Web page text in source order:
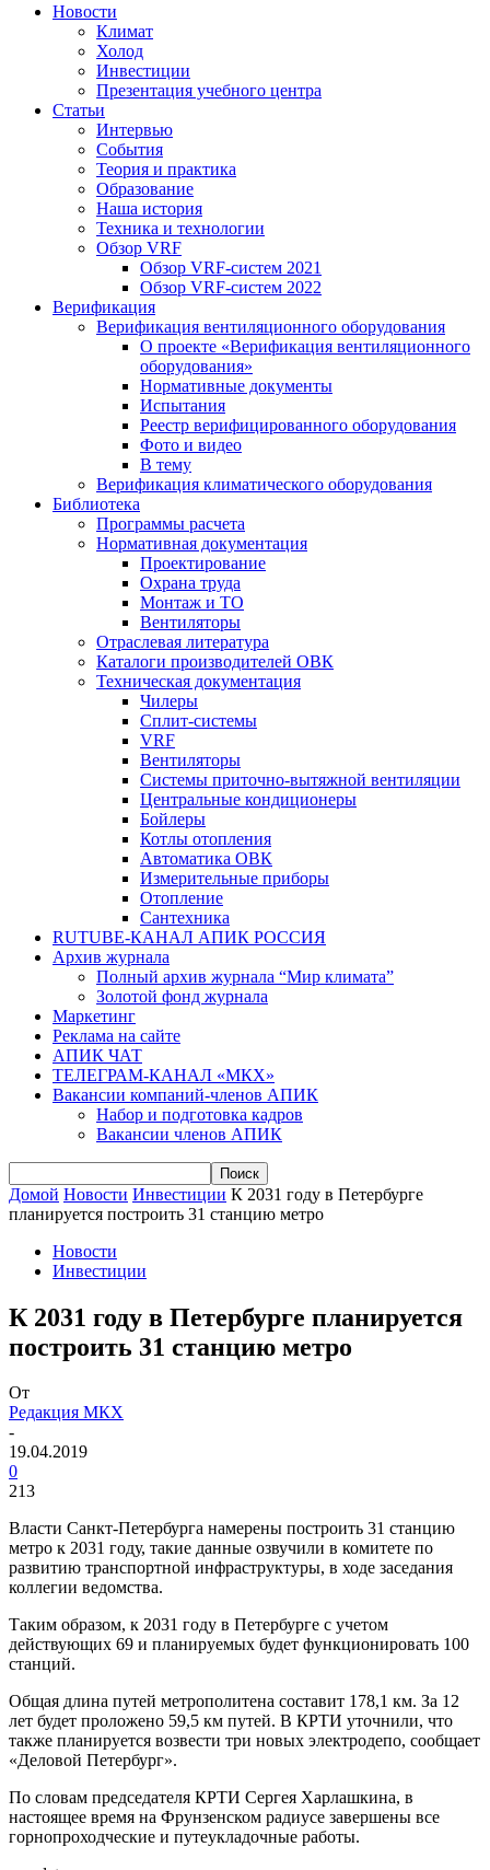
Новости
Климат
Холод
Инвестиции
Презентация учебного центра
Статьи
Интервью
События
Теория и практика
Образование
Наша история
Техника и технологии
Обзор VRF
Обзор VRF-систем 2021
Обзор VRF-систем 2022
Верификация
Верификация вентиляционного оборудования
О проекте «Верификация вентиляционного
оборудования»
Нормативные документы
Испытания
Реестр верифицированного оборудования
Фото и видео
В тему
Верификация климатического оборудования
Библиотека
Программы расчета
Нормативная документация
Проектирование
Охрана труда
Монтаж и ТО
Вентиляторы
Отраслевая литература
Каталоги производителей ОВК
Техническая документация
Чилеры
Сплит-системы
VRF
Вентиляторы
Системы приточно-вытяжной вентиляции
Центральные кондиционеры
Бойлеры
Котлы отопления
Автоматика ОВК
Измерительные приборы
Отопление
Сантехника
RUTUBE-КАНАЛ АПИК РОССИЯ
Архив журнала
Полный архив журнала “Мир климата”
Золотой фонд журнала
Маркетинг
Реклама на сайте
АПИК ЧАТ
ТЕЛЕГРАМ-КАНАЛ «МКХ»
Вакансии компаний-членов АПИК
Набор и подготовка кадров
Вакансии членов АПИК
Домой Новости Инвестиции К 2031 году в Петербурге
планируется построить 31 станцию метро
Новости
Инвестиции
К 2031 году в Петербурге планируется
построить 31 станцию метро
От
Редакция МКХ
-
19.04.2019
0
213
Власти Санкт-Петербурга намерены построить 31 станцию
метро к 2031 году, такие данные озвучили в комитете по
развитию транспортной инфраструктуры, в ходе заседания
коллегии ведомства.
Таким образом, к 2031 году в Петербурге с учетом
действующих 69 и планируемых будет функционировать 100
станций.
Общая длина путей метрополитена составит 178,1 км. За 12
лет будет проложено 59,5 км путей. В КРТИ уточнили, что
также планируется возвести три новых электродепо, сообщает
«Деловой Петербург».
По словам председателя КРТИ Сергея Харлашкина, в
настоящее время на Фрунзенском радиусе завершены все
горнопроходческие и путеукладочные работы.